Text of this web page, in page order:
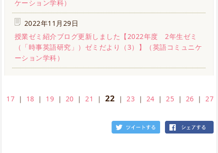
ケーション学科）
2022年11月29日
授業ゼミ紹介ブログ更新しました【2022年度 2年生ゼミ
（「時事英語研究」）ゼミだより（3）】（英語コミュニケ
ーション学科）
17 ｜ 18 ｜ 19 ｜ 20 ｜21 ｜ 22 ｜23 ｜ 24 ｜25 ｜ 26 ｜27